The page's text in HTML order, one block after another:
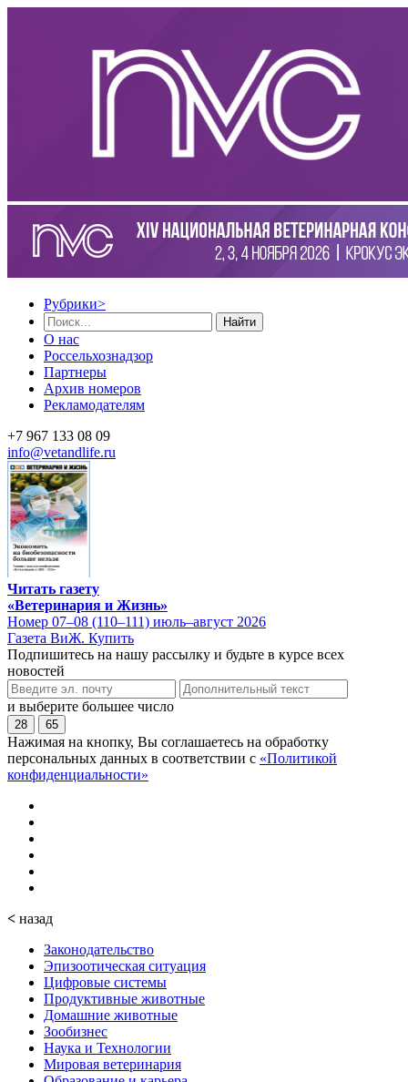
Рубрики>
Найти
О нас
Россельхознадзор
Партнеры
Архив номеров
Рекламодателям
+7 967 133 08 09
info@vetandlife.ru
Читать газету
«Ветеринария и Жизнь»
Номер 07–08 (110–111) июль–август 2026
Газета ВиЖ. Купить
Подпишитесь на нашу рассылку и будьте в курсе всех
новостей
и выберите большее число
28 65
Нажимая на кнопку, Вы соглашаетесь на обработку
персональных данных в соответствии с «Политикой
конфиденциальности»
< назад
Законодательство
Эпизоотическая ситуация
Цифровые системы
Продуктивные животные
Домашние животные
Зообизнес
Наука и Технологии
Мировая ветеринария